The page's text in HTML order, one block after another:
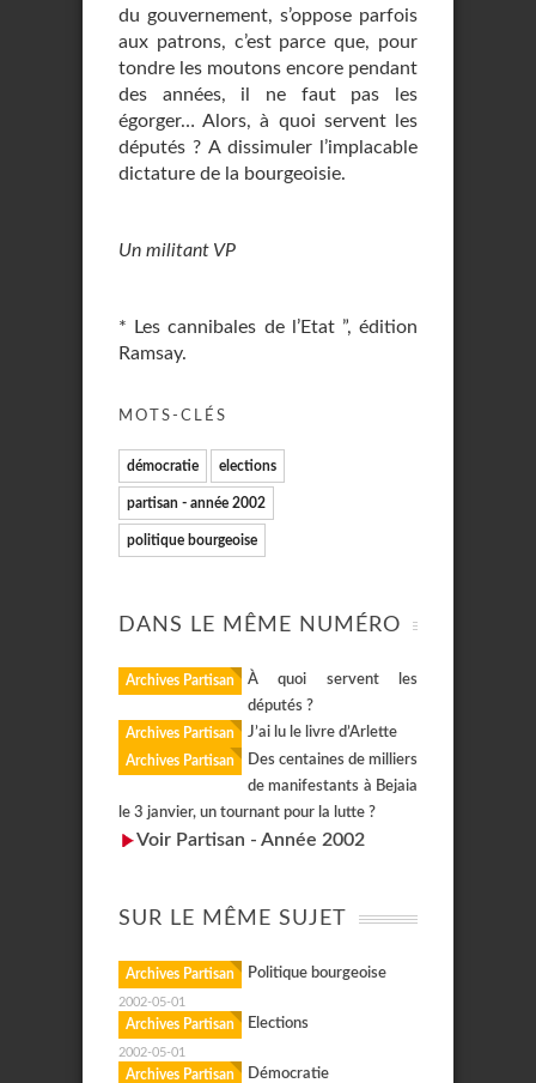
du gouvernement, s’oppose parfois
aux patrons, c’est parce que, pour
tondre les moutons encore pendant
des années, il ne faut pas les
égorger… Alors, à quoi servent les
députés ? A dissimuler l’implacable
dictature de la bourgeoisie.
Un militant VP
* Les cannibales de l’Etat ”, édition
Ramsay.
MOTS-CLÉS
démocratie elections
partisan - année 2002
politique bourgeoise
DANS LE MÊME NUMÉRO
Archives Partisan
À quoi servent les
députés ?
Archives Partisan J’ai lu le livre d’Arlette
Archives Partisan
Des centaines de milliers
de manifestants à Bejaia
le 3 janvier, un tournant pour la lutte ?
Voir Partisan - Année 2002
SUR LE MÊME SUJET
Archives Partisan Politique bourgeoise
2002-05-01
Archives Partisan Elections
2002-05-01
Archives Partisan Démocratie